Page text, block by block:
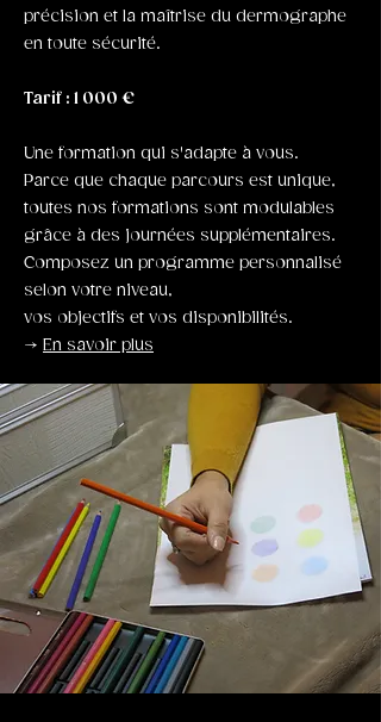
précision et la maîtrise du dermographe
en toute sécurité.
Tarif : 1 000 €
Une formation qui s'adapte à vous.
Parce que chaque parcours est unique,
toutes nos formations sont modulables
grâce à des journées supplémentaires.
Composez un programme personnalisé
selon votre niveau,
vos objectifs et vos disponibilités.
→ En savoir plus